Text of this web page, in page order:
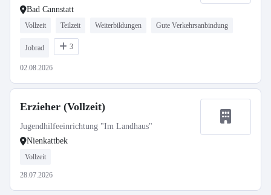
Bad Cannstatt
Vollzeit Teilzeit Weiterbildungen Gute Verkehrsanbindung
Jobrad 3
02.08.2026
Erzieher (Vollzeit)
Jugendhilfeeinrichtung "Im Landhaus"
Nienkattbek
Vollzeit
28.07.2026